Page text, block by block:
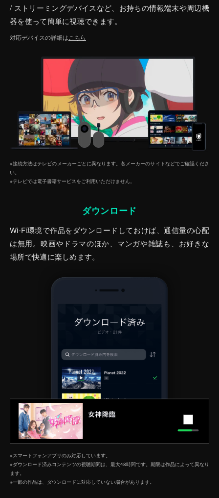
/ ストリーミングデバイスなど、お持ちの情報端末や周辺機
器を使って簡単に視聴できます。
対応デバイスの詳細は こちら
※接続方法はテレビのメーカーごとに異なります。各メーカーのサイトなどでご確認くださ
い。
※テレビでは電子書籍サービスをご利⽤いただけません。
ダウンロード
Wi-Fi環境で作品をダウンロードしておけば、通信量の心配
は無用。映画やドラマのほか、マンガや雑誌も、お好きな
場所で快適に楽しめます。
※スマートフォンアプリのみ対応しています。
※ダウンロード済みコンテンツの視聴期間は、最大48時間です。期限は作品によって異なり
ます。
※一部の作品は、ダウンロードに対応していない場合があります。